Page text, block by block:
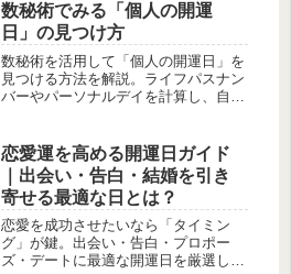
数秘術でみる「個人の開運
日」の見つけ方
数秘術を活用して「個人の開運日」を
見つける方法を解説。ライフパスナン
バーやパーソナルデイを計算し、自分
恋愛運を高める開運日ガイド
｜出会い・告白・結婚を引き
寄せる最適な日とは？
恋愛を成功させたいなら「タイミン
グ」が鍵。出会い・告白・プロポー
ズ・デートに最適な開運日を厳選して